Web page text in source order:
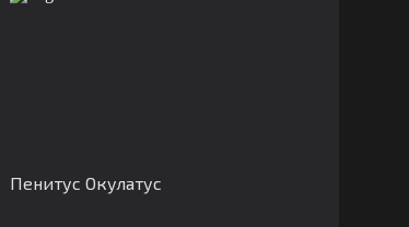
Пенитус Окулатус